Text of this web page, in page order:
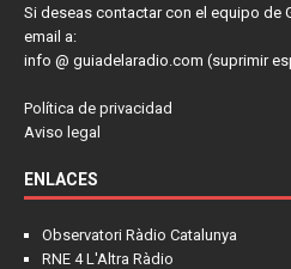
Si deseas contactar con el equipo de
email a:
info @ guiadelaradio.com (suprimir
Política de privacidad
Aviso legal
ENLACES
Observatori Ràdio Catalunya
RNE 4 L'Altra Ràdio